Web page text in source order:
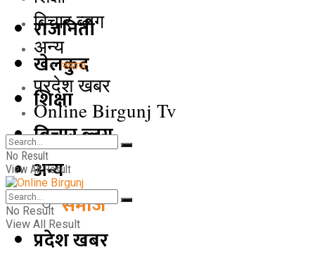
राजनिती
खेलकुद
शिक्षा
बिचार ब्लग
अन्य
समाज
प्रदेश खबर
बिचार ब्लग
अन्य
समाज
प्रदेश खबर
Online Birgunj Tv
No Result
View All Result
No Result
View All Result